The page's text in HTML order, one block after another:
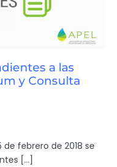
a las
y Consulta
de febrero de 2018 se
[…]